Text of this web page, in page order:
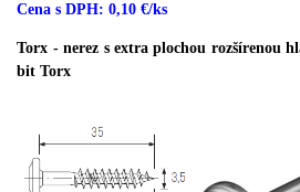
Cena s DPH: 0,10 €/ks
Torx - nerez s extra plochou rozšírenou
bit Torx